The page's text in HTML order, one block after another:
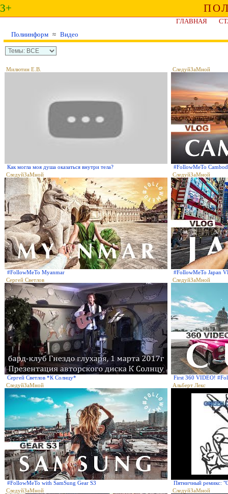
3+
ГЛАВНАЯ
Полиинформ ≈ Видео
Милютин Е.В.
Как могла моя душа оказаться внутри тела?
СледуйЗаМной
#FollowMeTo
СледуйЗаМной
#FollowMeTo Myanmar
СледуйЗаМной
#FollowMeTo Japan
Сергей Светлов
Сергей Светлов *К Солнцу*
СледуйЗаМной
First 360 VIDEO!
СледуйЗаМной
#FollowMeTo with SamSung Gear S3
Альберт Лекс
Пятничный ремикс:
СледуйЗаМной
СледуйЗаМной